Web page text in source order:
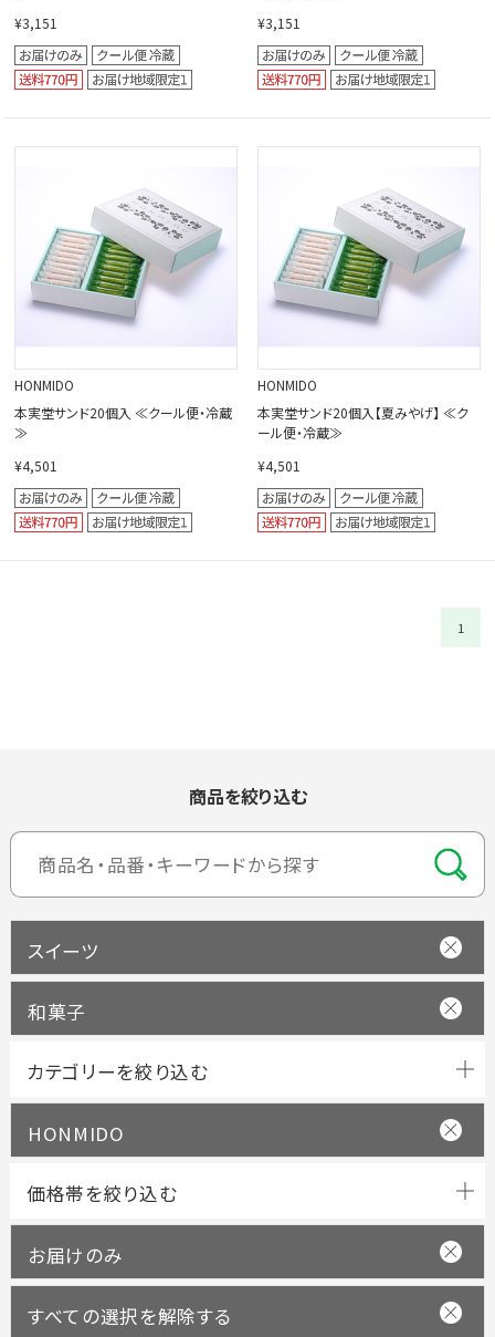
¥3,151
¥3,151
HONMIDO
本実堂サンド20個入 ≪クール便・冷蔵
≫
¥4,501
HONMIDO
本実堂サンド20個入【夏みやげ】 ≪ク
ール便・冷蔵≫
¥4,501
1
商品を絞り込む
スイーツ
和菓子
HONMIDO
お届けのみ
すべての選択を解除する